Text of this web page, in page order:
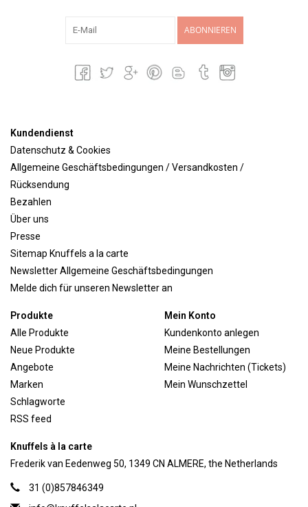
ABONNIEREN
Kundendienst
Datenschutz & Cookies
Allgemeine Geschäftsbedingungen / Versandkosten /
Rücksendung
Bezahlen
Über uns
Presse
Sitemap Knuffels a la carte
Newsletter Allgemeine Geschäftsbedingungen
Melde dich für unseren Newsletter an
Produkte
Alle Produkte
Neue Produkte
Angebote
Marken
Schlagworte
RSS feed
Mein Konto
Kundenkonto anlegen
Meine Bestellungen
Meine Nachrichten (Tickets)
Mein Wunschzettel
Knuffels à la carte
Frederik van Eedenweg 50, 1349 CN ALMERE, the Netherlands
31 (0)857846349